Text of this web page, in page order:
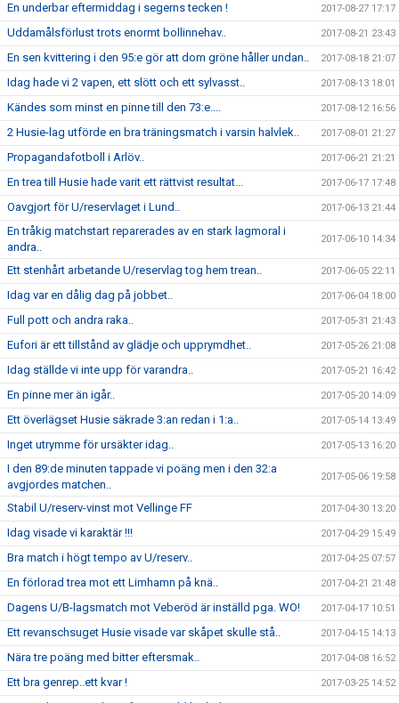
En underbar eftermiddag i segerns tecken ! 2017-08-27 17:17
Uddamålsförlust trots enormt bollinnehav.. 2017-08-21 23:43
En sen kvittering i den 95:e gör att dom gröne håller undan.. 2017-08-18 21:07
Idag hade vi 2 vapen, ett slött och ett sylvasst.. 2017-08-13 18:01
Kändes som minst en pinne till den 73:e.... 2017-08-12 16:56
2 Husie-lag utförde en bra träningsmatch i varsin halvlek.. 2017-08-01 21:27
Propagandafotboll i Arlöv.. 2017-06-21 21:21
En trea till Husie hade varit ett rättvist resultat... 2017-06-17 17:48
Oavgjort för U/reservlaget i Lund.. 2017-06-13 21:44
En tråkig matchstart reparerades av en stark lagmoral i
andra..
2017-06-10 14:34
Ett stenhårt arbetande U/reservlag tog hem trean.. 2017-06-05 22:11
Idag var en dålig dag på jobbet.. 2017-06-04 18:00
Full pott och andra raka.. 2017-05-31 21:43
Eufori är ett tillstånd av glädje och upprymdhet.. 2017-05-26 21:08
Idag ställde vi inte upp för varandra.. 2017-05-21 16:42
En pinne mer än igår.. 2017-05-20 14:09
Ett överlägset Husie säkrade 3:an redan i 1:a.. 2017-05-14 13:49
Inget utrymme för ursäkter idag.. 2017-05-13 16:20
I den 89:de minuten tappade vi poäng men i den 32:a
avgjordes matchen..
2017-05-06 19:58
Stabil U/reserv-vinst mot Vellinge FF 2017-04-30 13:20
Idag visade vi karaktär !!! 2017-04-29 15:49
Bra match i högt tempo av U/reserv.. 2017-04-25 07:57
En förlorad trea mot ett Limhamn på knä.. 2017-04-21 21:48
Dagens U/B-lagsmatch mot Veberöd är inställd pga. WO! 2017-04-17 10:51
Ett revanschsuget Husie visade var skåpet skulle stå.. 2017-04-15 14:13
Nära tre poäng med bitter eftersmak.. 2017-04-08 16:52
Ett bra genrep..ett kvar ! 2017-03-25 14:52